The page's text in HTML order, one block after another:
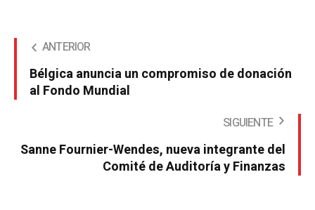
ANTERIOR
Bélgica anuncia un compromiso de donación
al Fondo Mundial
SIGUIENTE
Sanne Fournier-Wendes, nueva integrante del
Comité de Auditoría y Finanzas